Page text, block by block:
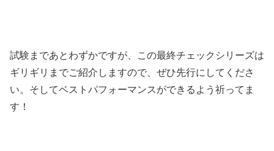
試験まであとわずかですが、この最終チェックシリーズは
ギリギリまでご紹介しますので、ぜひ先行にしてくださ
い。そしてベストパフォーマンスができるよう祈ってま
す！